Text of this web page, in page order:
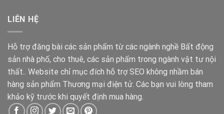
LIÊN HỆ
Hỗ trợ đăng bài các sản phẩm từ các ngành nghề Bất động
sản nhà phố, cho thuê, các sản phẩm trong ngành vật tư nội
thất.. Website chỉ mục đích hỗ trợ SEO không nhầm bán
hàng sản phẩm Thương mại điện tử. Các bạn vui lòng tham
khảo kỹ trước khi quyết định mua hàng.